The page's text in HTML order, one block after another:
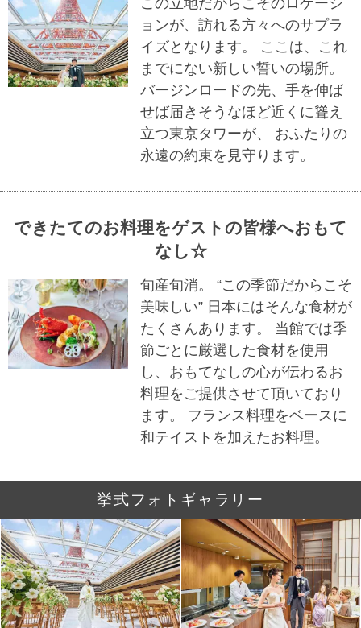
この立地だからこそのロケーシ
ョンが、訪れる方々へのサプラ
イズとなります。 ここは、これ
までにない新しい誓いの場所。
バージンロードの先、手を伸ば
せば届きそうなほど近くに聳え
立つ東京タワーが、 おふたりの
永遠の約束を見守ります。
できたてのお料理をゲストの皆様へおもて
なし☆
旬産旬消。 “この季節だからこそ
美味しい” 日本にはそんな食材が
たくさんあります。 当館では季
節ごとに厳選した食材を使用
し、おもてなしの心が伝わるお
料理をご提供させて頂いており
ます。 フランス料理をベースに
和テイストを加えたお料理。
挙式フォトギャラリー